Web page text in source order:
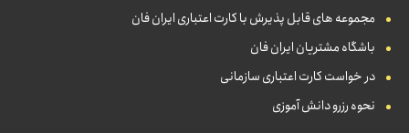
مجموعه های قابل پذیرش با کارت اعتباری ایران فان
باشگاه مشتریان ایران فان
در خواست کارت اعتباری سازمانی
نحوه رزرو دانش آموزی